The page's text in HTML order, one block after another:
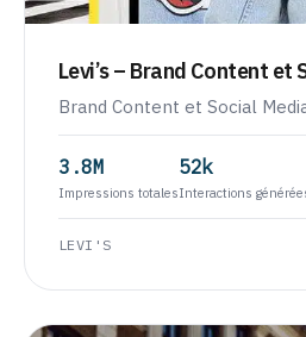
Levi’s – Brand Content et
Brand Content et Social
3.8M
Impressions totales
52k
Interactions
LEVI'S